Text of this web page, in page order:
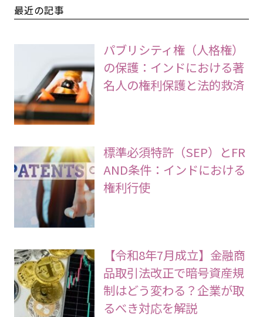
最近の記事
パブリシティ権（人格権）
の保護：インドにおける著
名人の権利保護と法的救済
標準必須特許（SEP）とFR
AND条件：インドにおける
権利行使
【令和8年7月成立】金融商
品取引法改正で暗号資産規
制はどう変わる？企業が取
るべき対応を解説